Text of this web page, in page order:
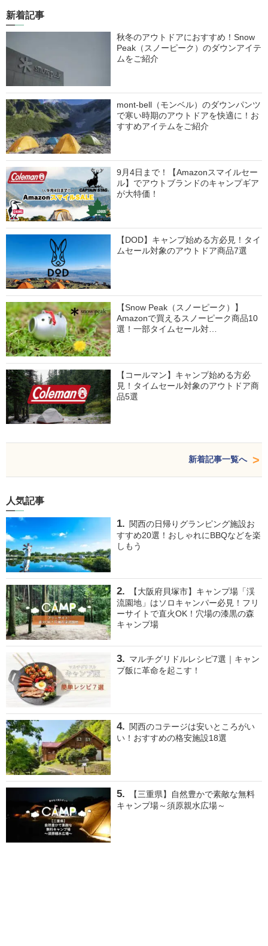
新着記事
秋冬のアウトドアにおすすめ！Snow
Peak（スノーピーク）のダウンアイテ
ムをご紹介
mont-bell（モンベル）のダウンパンツ
で寒い時期のアウトドアを快適に！お
すすめアイテムをご紹介
9月4日まで！【Amazonスマイルセー
ル】でアウトブランドのキャンプギア
が大特価！
【DOD】キャンプ始める方必見！タイ
ムセール対象のアウトドア商品7選
【Snow Peak（スノーピーク）】
Amazonで買えるスノーピーク商品10
選！一部タイムセール対…
【コールマン】キャンプ始める方必
見！タイムセール対象のアウトドア商
品5選
新着記事一覧へ
人気記事
関西の日帰りグランピング施設お
すすめ20選！おしゃれにBBQなどを楽
しもう
【大阪府貝塚市】キャンプ場「渓
流園地」はソロキャンパー必見！フリ
ーサイトで直火OK！穴場の漆黒の森
キャンプ場
マルチグリドルレシピ7選｜キャン
プ飯に革命を起こす！
関西のコテージは安いところがい
い！おすすめの格安施設18選
【三重県】自然豊かで素敵な無料
キャンプ場～須原親水広場～